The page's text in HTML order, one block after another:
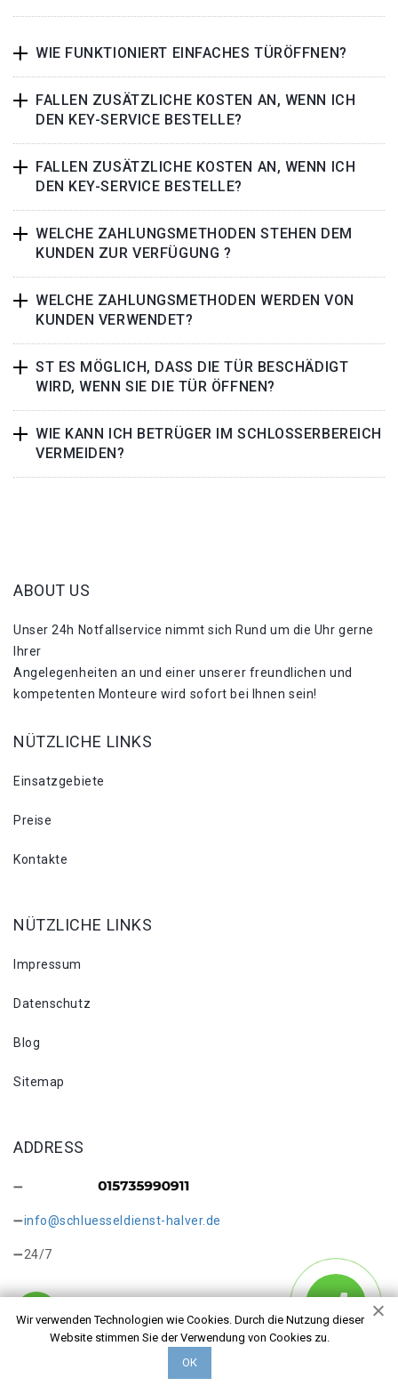
WIE FUNKTIONIERT EINFACHES TÜRÖFFNEN?
FALLEN ZUSÄTZLICHE KOSTEN AN, WENN ICH
DEN KEY-SERVICE BESTELLE?
FALLEN ZUSÄTZLICHE KOSTEN AN, WENN ICH
DEN KEY-SERVICE BESTELLE?
WELCHE ZAHLUNGSMETHODEN STEHEN DEM
KUNDEN ZUR VERFÜGUNG ?
WELCHE ZAHLUNGSMETHODEN WERDEN VON
KUNDEN VERWENDET?
ST ES MÖGLICH, DASS DIE TÜR BESCHÄDIGT
WIRD, WENN SIE DIE TÜR ÖFFNEN?
WIE KANN ICH BETRÜGER IM SCHLOSSERBEREICH
VERMEIDEN?
Wir verwenden Technologien wie Cookies. Durch die Nutzung dieser
Website stimmen Sie der Verwendung von Cookies zu.
ОК
ABOUT US
Unser 24h Notfallservice nimmt sich Rund um die Uhr gerne
Ihrer
Angelegenheiten an und einer unserer freundlichen und
kompetenten Monteure wird sofort bei Ihnen sein!
NÜTZLICHE LINKS
Einsatzgebiete
Preise
Kontakte
NÜTZLICHE LINKS
Impressum
Datenschutz
Blog
Sitemap
ADDRESS
info@schluesseldienst-halver.de
24/7
Copyright © 2026 Schlüsseldienst Halver Schlade. Alle